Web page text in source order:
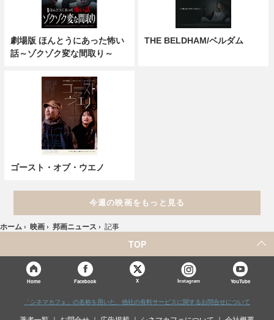
劇場版 ほんとうにあった怖い
話～ゾクゾク変な間取り～
THE BELDHAM/ベルダム
ゴースト・オブ・ウエノ
今週の映画をもっと見る
ホーム › 映画 › 邦画ニュース › 記事
TOP
Home Facebook X Instagram YouTube
「シネマカフェ」の名称を用いた、他社の有料サービスに関するお問合せについて